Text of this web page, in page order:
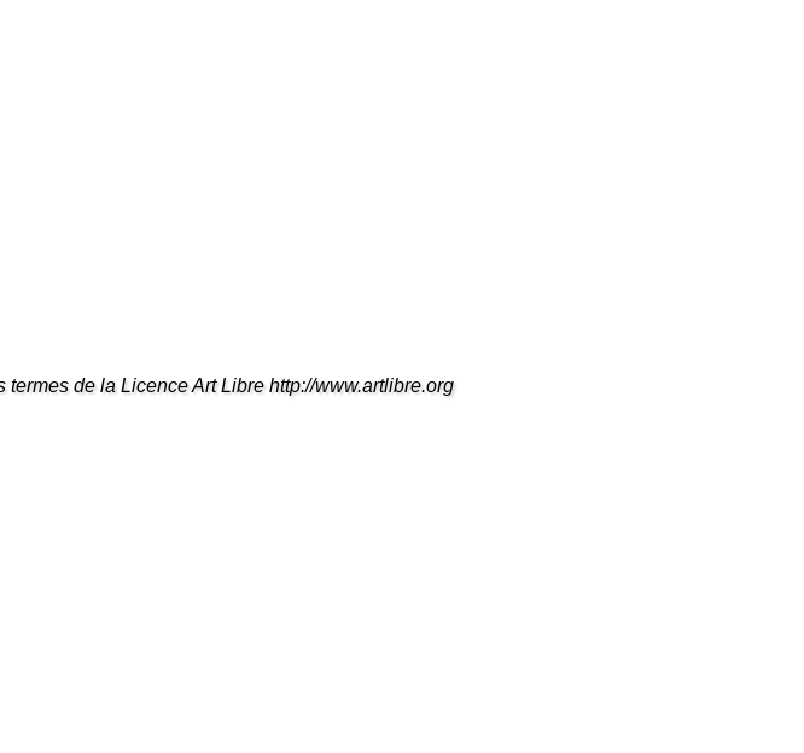
de la Licence Art Libre http://www.artlibre.org